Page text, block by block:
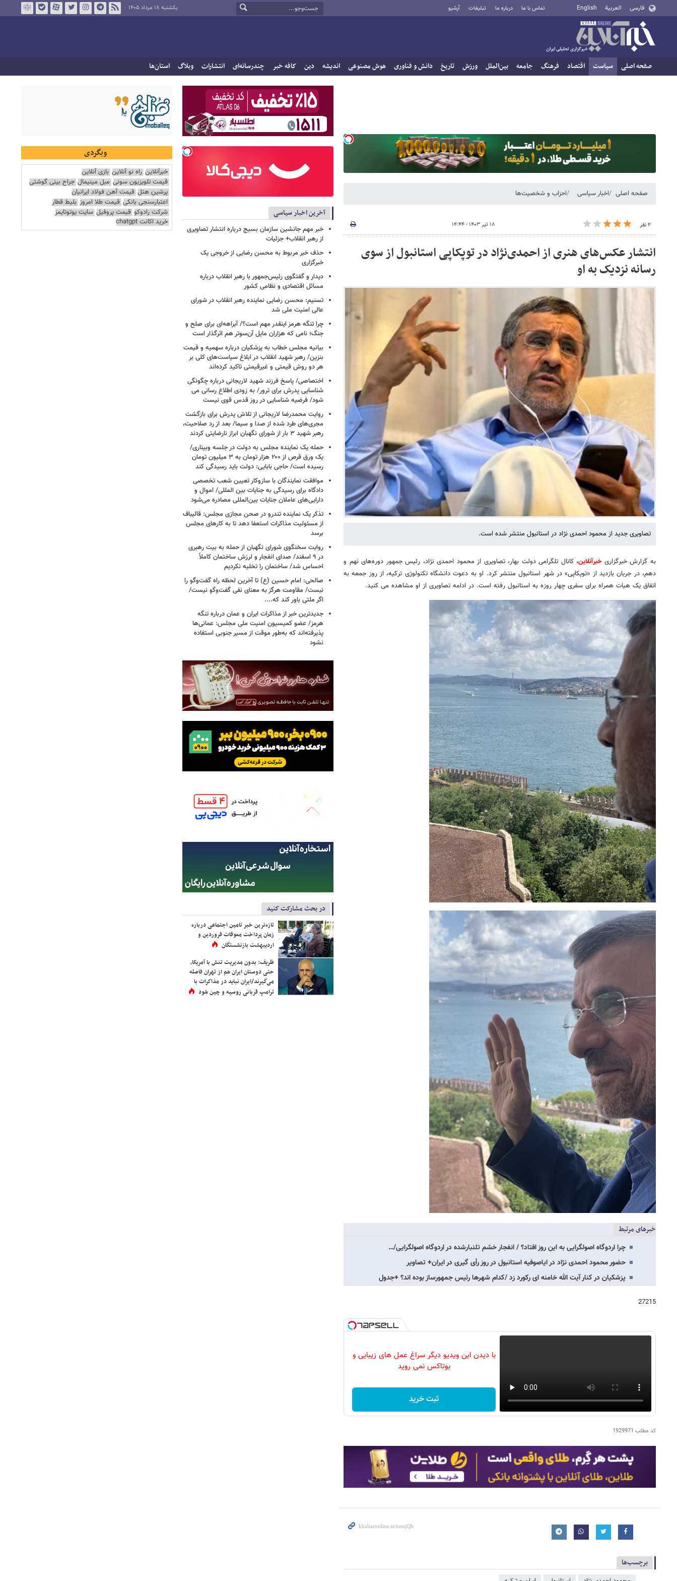
فارسی العربية English تماس با ما درباره ما تبلیغات آرشیو یکشنبه ۱۸ مرداد ۱۴۰۵
صفحه اصلی سیاست اقتصاد فرهنگ جامعه بین‌الملل ورزش تاریخ دانش و فناوری هوش مصنوعی اندیشه دین کافه خبر چندرسانه‌ای انتشارات وبلاگ استان‌ها
صفحه اصلی اخبار سیاسی احزاب و شخصیت‌ها
۲ نفر ۱۸ تیر ۱۴۰۳ - ۱۴:۴۴
انتشار عکس‌های هنری از احمدی‌نژاد در توپکاپی استانبول از سوی
رسانه نزدیک به او
تصاویری جدید از محمود احمدی نژاد در استانبول منتشر شده است.
به گزارش خبرگزاریخبرآنلاین، کانال تلگرامی دولت بهار، تصاویری از محمود احمدی نژاد، رئیس جمهور دوره‌های نهم و
دهم، در جریان بازدید از «توپکاپی» در شهر استانبول منتشر کرد. او به دعوت دانشگاه تکنولوژی ترکیه، از روز جمعه به
اتفاق یک هیات همراه برای سفری چهار روزه به استانبول رفته است. در ادامه تصاویری از او مشاهده می کنید.
خبرهای مرتبط
چرا اردوگاه اصولگرایی به این روز افتاد؟ / انفجار خشم تلنبارشده در اردوگاه اصولگرایی/…
حضور محمود احمدی نژاد در ایاصوفیه استانبول در روز رأی گیری در ایران+ تصاویر
پزشکیان در کنار آیت الله خامنه ای رکورد زد /کدام شهرها رئیس جمهورساز بوده اند؟ +جدول
27215
با دیدن این ویدیو دیگر سراغ عمل های زیبایی و
بوتاکس نمی روید
ثبت خرید
کد مطلب 1929971
برچسب‌ها
آخرین اخبار سیاسی
خبر مهم جانشین سازمان بسیج درباره انتشار تصاویری
از رهبر انقلاب+ جزئیات
حذف خبر مربوط به محسن رضایی از خروجی یک
خبرگزاری
دیدار و گفتگوی رئیس‌جمهور با رهبر انقلاب درباره
مسائل اقتصادی و نظامی کشور
تسنیم: محسن رضایی نماینده رهبر انقلاب در شورای
عالی امنیت ملی شد
چرا تنگه هرمز اینقدر مهم است؟/ آبراهه‌ای برای صلح و
جنگ؛ نامی که هزاران مایل آن‌سوتر هم اثرگذار است
بیانیه مجلس خطاب به پزشکیان درباره سهمیه و قیمت
بنزین/ رهبر شهید انقلاب در ابلاغ سیاست‌های کلی بر
هر دو روش قیمتی و غیرقیمتی تاکید کرده‌اند
اختصاصی/ پاسخ فرزند شهید لاریجانی درباره چگونگی
شناسایی پدرش برای ترور/ به زودی اطلاع رسانی می
شود/ فرضیه شناسایی در روز قدس قوی نیست
روایت محمدرضا لاریجانی از تلاش پدرش برای بازگشت
مجری‌های طرد شده از صدا و سیما/ بعد از رد صلاحیت،
رهبر شهید ۳ بار از شورای نگهبان ابراز نارضایتی کردند
حمله یک نماینده مجلس به دولت در جلسه وبیناری/
یک ورق قرص از ۲۰۰ هزار تومان به ۳ میلیون تومان
رسیده است/ حاجی بابایی: دولت باید رسیدگی کند
موافقت نمایندگان با سازوکار تعیین شعب تخصصی
دادگاه برای رسیدگی به جنایات بین المللی/ اموال و
دارایی‌های عاملان جنایات بین‌المللی مصادره می‌شود
تذکر یک نماینده تندرو در صحن مجازی مجلس: قالیباف
از مسئولیت مذاکرات استعفا دهد تا به کارهای مجلس
برسد
روایت سخنگوی شورای نگهبان از حمله به بیت رهبری
در ۹ اسفند/ صدای انفجار و لرزش ساختمان کاملاً
احساس شد/ ساختمان را تخلیه نکردیم
صالحی: امام حسین (ع) تا آخرین لحظه راه گفت‌وگو را
نبست/ مقاومت هرگز به معنای نفی گفت‌وگو نیست/
اگر ملتی باور کند که....
جدیدترین خبر از مذاکرات ایران و عمان درباره تنگه
هرمز/ عضو کمیسیون امنیت ملی مجلس: عمانی‌ها
پذیرفته‌اند که به‌طور موقت از مسیر جنوبی استفاده
نشود
در بحث مشارکت کنید
تازه‌ترین خبر تامین اجتماعی درباره
زمان پرداخت معوقات فروردین و
اردیبهشت بازنشستگان
ظریف: بدون مدیریت تنش با آمریکا،
حتی دوستان ایران هم از تهران فاصله
می‌گیرند/ایران نباید در مذاکرات با
ترامپ قربانی روسیه و چین شود
وبگردی
خبرآنلاین راه نو آنلاین بازی آنلاین
قیمت تلویزیون سونی مبل مینیمال جراح بینی گوشتی
پرشین هتل قیمت آهن فولاد ایرانیان
اعتبارسنجی بانکی قیمت طلا امروز بلیط قطار
شرکت رادوکو قیمت پروفیل سایت یوتوتایمز
خرید اکانت chatgpt